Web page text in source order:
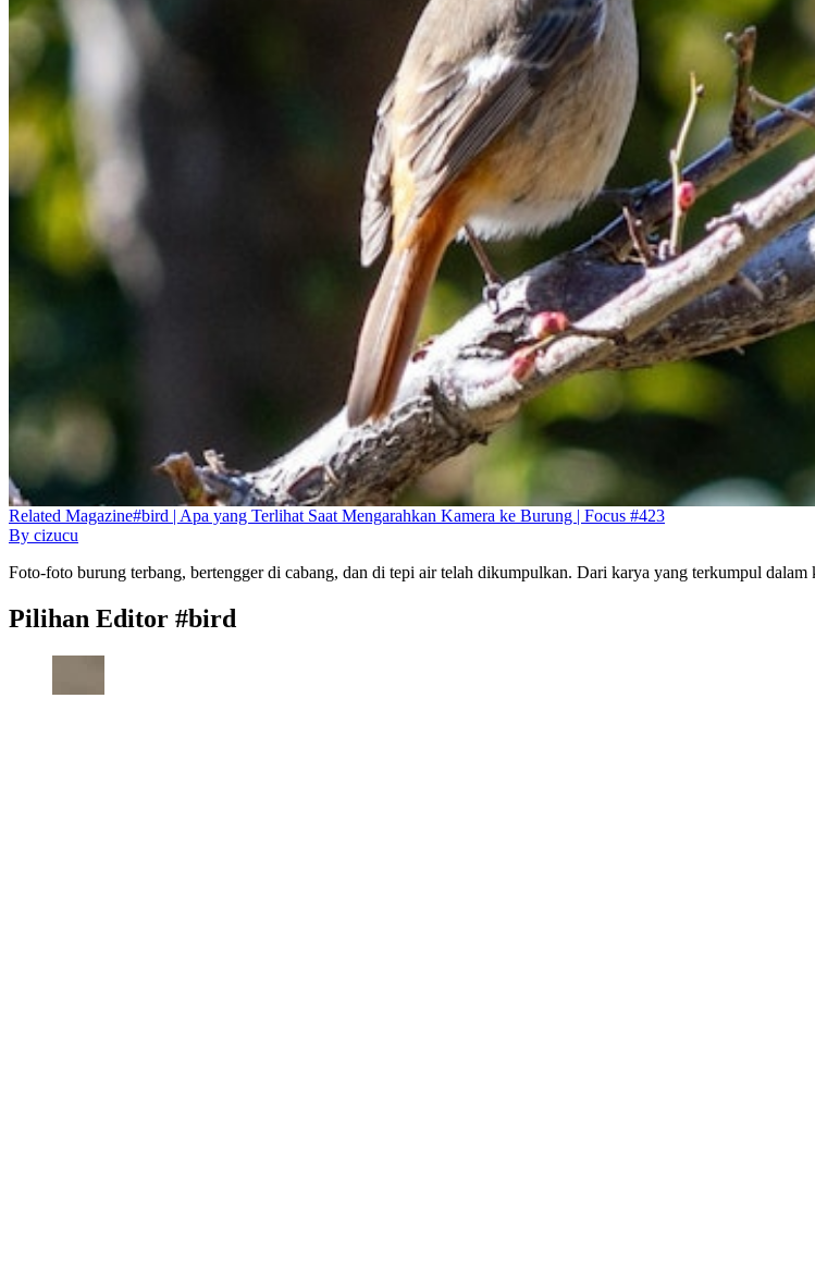
Related Magazine#bird | Apa yang Terlihat Saat Mengarahkan Kamera ke Burung | Focus #423
By cizucu
Foto-foto burung terbang, bertengger di cabang, dan di tepi air telah dikumpulkan. Dari karya yang terkumpul
Pilihan Editor #bird